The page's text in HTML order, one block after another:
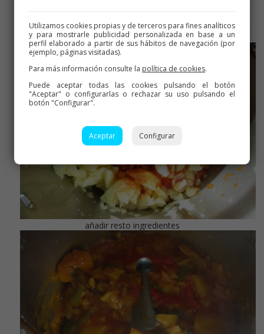
añadir resto ingredientes
Utilizamos cookies propias y de terceros para fines analíticos
y para mostrarle publicidad personalizada en base a un
perfil elaborado a partir de sus hábitos de navegación (por
ejemplo, páginas visitadas).
Para más información consulte la política de cookies.
Puede aceptar todas las cookies pulsando el botón
"Aceptar" o configurarlas o rechazar su uso pulsando el
botón "Configurar".
Aceptar Configurar